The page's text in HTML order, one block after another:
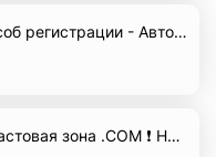
❤️ Почты Offilive.com ❤️ Способ регистрации - Автоматическая ❤️ Зарегистрированы на IP различных стран ❤️
Почта firstmail.ltd | IMAP | Трастовая зона .COM ❗️ Новые, Чистые ❗️ С реальными логинами | ☑️ Специально для ФБ/инст ☑️ и прочих сервисов\соц.сетей.